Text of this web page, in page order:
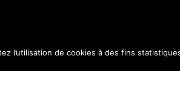
l’utilisation de cookies à des fins